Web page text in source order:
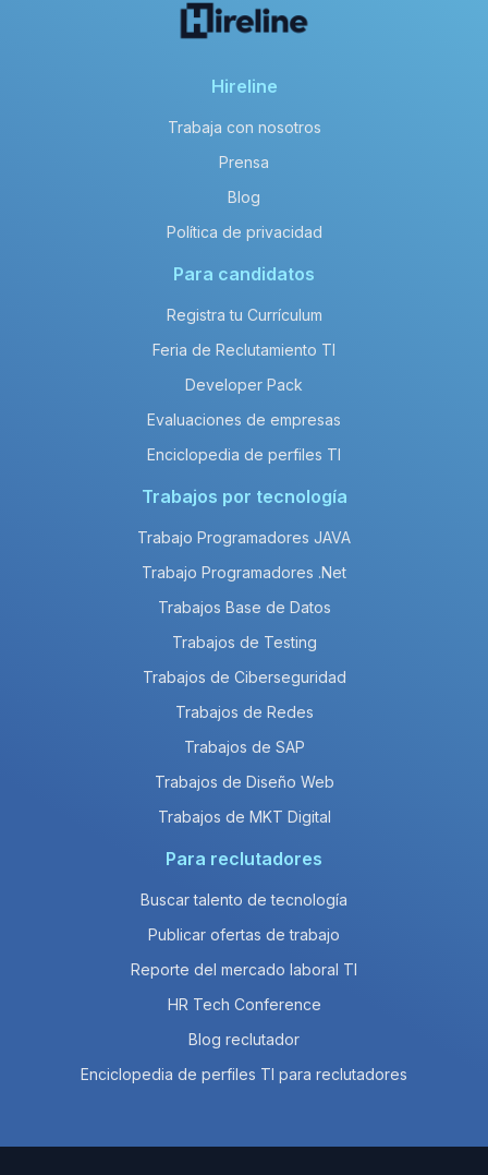
Hireline
Trabaja con nosotros
Prensa
Blog
Política de privacidad
Para candidatos
Registra tu Currículum
Feria de Reclutamiento TI
Developer Pack
Evaluaciones de empresas
Enciclopedia de perfiles TI
Trabajos por tecnología
Trabajo Programadores JAVA
Trabajo Programadores .Net
Trabajos Base de Datos
Trabajos de Testing
Trabajos de Ciberseguridad
Trabajos de Redes
Trabajos de SAP
Trabajos de Diseño Web
Trabajos de MKT Digital
Para reclutadores
Buscar talento de tecnología
Publicar ofertas de trabajo
Reporte del mercado laboral TI
HR Tech Conference
Blog reclutador
Enciclopedia de perfiles TI para reclutadores